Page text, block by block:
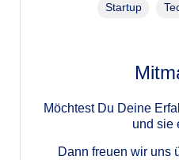
Startup
Möchtest Du Deine
und sie
Dann freuen wir uns